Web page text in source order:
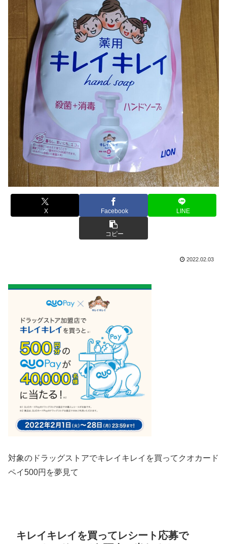
X Facebook LINE
コピー
2022.02.03
対象のドラッグストアでキレイキレイを買ってクオカード
ペイ500円を夢見て
キレイキレイを買ってレシート応募で